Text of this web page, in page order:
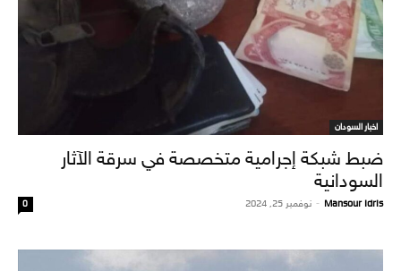
اخبار السودان
ضبط شبكة إجرامية متخصصة في سرقة الآثار
السودانية
Mansour Idris
- نوفمبر 25, 2024 0